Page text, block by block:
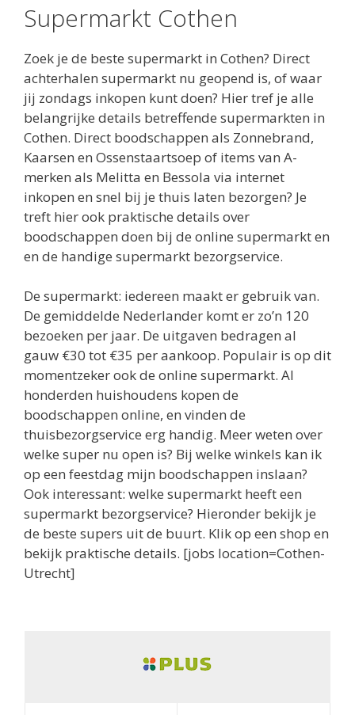
Supermarkt Cothen
Zoek je de beste supermarkt in Cothen? Direct
achterhalen supermarkt nu geopend is, of waar
jij zondags inkopen kunt doen? Hier tref je alle
belangrijke details betreffende supermarkten in
Cothen. Direct boodschappen als Zonnebrand,
Kaarsen en Ossenstaartsoep of items van A-
merken als Melitta en Bessola via internet
inkopen en snel bij je thuis laten bezorgen? Je
treft hier ook praktische details over
boodschappen doen bij de online supermarkt en
en de handige supermarkt bezorgservice.
De supermarkt: iedereen maakt er gebruik van.
De gemiddelde Nederlander komt er zo’n 120
bezoeken per jaar. De uitgaven bedragen al
gauw €30 tot €35 per aankoop. Populair is op dit
momentzeker ook de online supermarkt. Al
honderden huishoudens kopen de
boodschappen online, en vinden de
thuisbezorgservice erg handig. Meer weten over
welke super nu open is? Bij welke winkels kan ik
op een feestdag mijn boodschappen inslaan?
Ook interessant: welke supermarkt heeft een
supermarkt bezorgservice? Hieronder bekijk je
de beste supers uit de buurt. Klik op een shop en
bekijk praktische details. [jobs location=Cothen-
Utrecht]